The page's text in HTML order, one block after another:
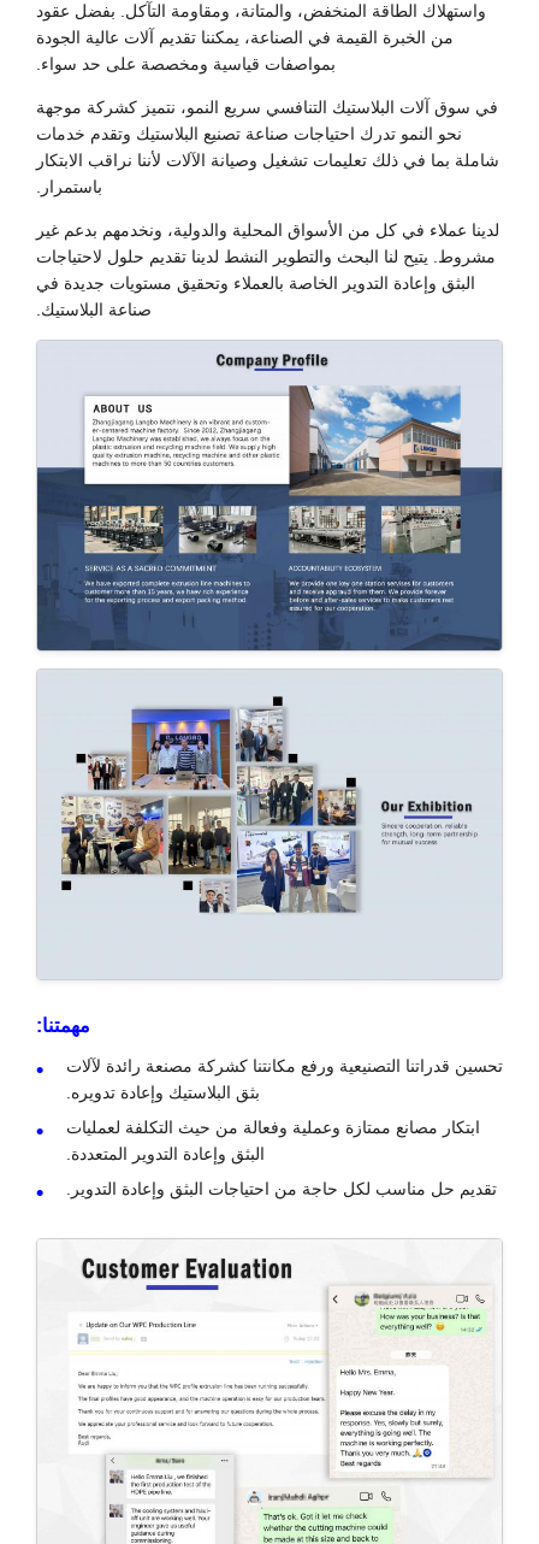
واستهلاك الطاقة المنخفض، والمتانة، ومقاومة التآكل. بفضل عقود
من الخبرة القيمة في الصناعة، يمكننا تقديم آلات عالية الجودة
بمواصفات قياسية ومخصصة على حد سواء.
في سوق آلات البلاستيك التنافسي سريع النمو، نتميز كشركة موجهة
نحو النمو تدرك احتياجات صناعة تصنيع البلاستيك وتقدم خدمات
شاملة بما في ذلك تعليمات تشغيل وصيانة الآلات لأننا نراقب الابتكار
باستمرار.
لدينا عملاء في كل من الأسواق المحلية والدولية، ونخدمهم بدعم غير
مشروط. يتيح لنا البحث والتطوير النشط لدينا تقديم حلول لاحتياجات
البثق وإعادة التدوير الخاصة بالعملاء وتحقيق مستويات جديدة في
صناعة البلاستيك.
مهمتنا:
تحسين قدراتنا التصنيعية ورفع مكانتنا كشركة مصنعة رائدة لآلات
بثق البلاستيك وإعادة تدويره.
ابتكار مصانع ممتازة وعملية وفعالة من حيث التكلفة لعمليات
البثق وإعادة التدوير المتعددة.
تقديم حل مناسب لكل حاجة من احتياجات البثق وإعادة التدوير.